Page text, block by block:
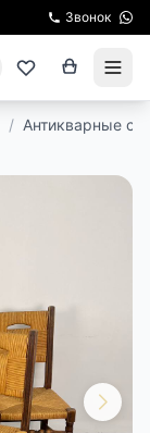
Звонок
/ Антикварные